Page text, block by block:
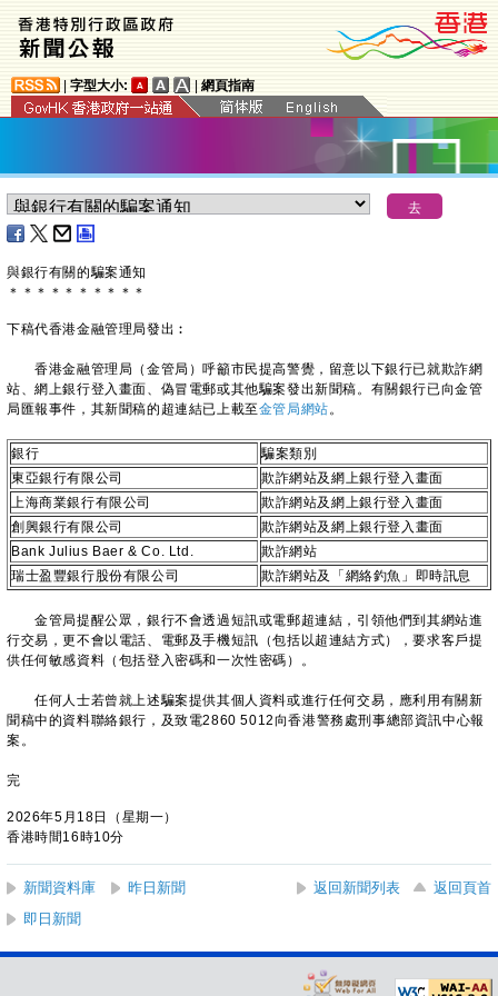
字型大小: 網頁指南
與銀行有關的騙案通知
＊ ＊ ＊ ＊ ＊ ＊ ＊ ＊ ＊ ＊
下稿代香港金融管理局發出︰
香港金融管理局（金管局）呼籲市民提高警覺，留意以下銀行已就欺詐網
站、網上銀行登入畫面、偽冒電郵或其他騙案發出新聞稿。有關銀行已向金管
局匯報事件，其新聞稿的超連結已上載至金管局網站。
銀行
騙案類別
東亞銀行有限公司
欺詐網站及網上銀行登入畫面
上海商業銀行有限公司
欺詐網站及網上銀行登入畫面
創興銀行有限公司
欺詐網站及網上銀行登入畫面
Bank Julius Baer & Co. Ltd.
欺詐網站
瑞士盈豐銀行股份有限公司
欺詐網站及「網絡釣魚」即時訊息
金管局提醒公眾，銀行不會透過短訊或電郵超連結，引領他們到其網站進
行交易，更不會以電話、電郵及手機短訊（包括以超連結方式），要求客戶提
供任何敏感資料（包括登入密碼和一次性密碼）。
任何人士若曾就上述騙案提供其個人資料或進行任何交易，應利用有關新
聞稿中的資料聯絡銀行，及致電2860 5012向香港警務處刑事總部資訊中心報
案。
完
2026年5月18日（星期一）
香港時間16時10分
新聞資料庫 昨日新聞 返回新聞列表
返回頁首
即日新聞